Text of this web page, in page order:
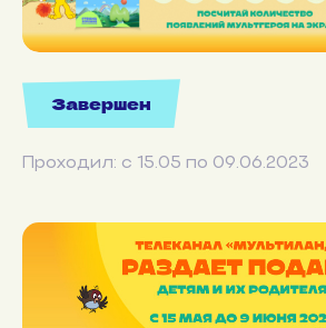
Завершен
Проходил: с 15.05 по 09.06.2023